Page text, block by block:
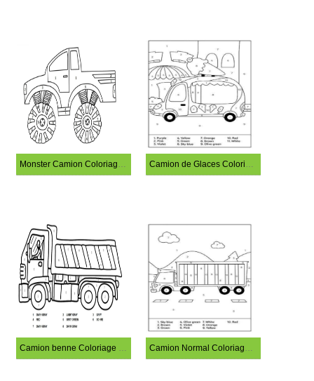
Monster Camion Coloriage Magique Camion de Glaces Coloriage Magique
Camion benne Coloriage magique Camion Normal Coloriage Magique